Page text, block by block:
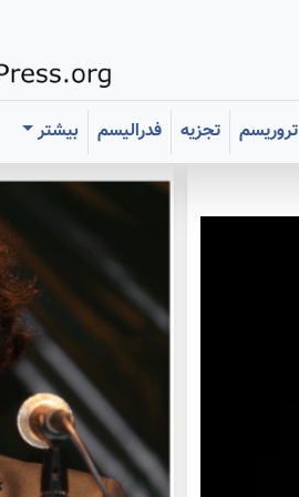
تروریسم تجزیه فدرالیسم
بیشتر